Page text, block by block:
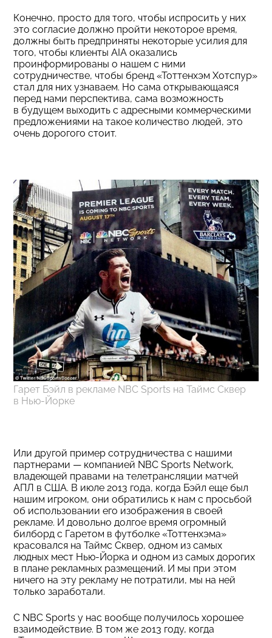
Конечно, просто для того, чтобы испросить у них
это согласие должно пройти некоторое время,
должны быть предприняты некоторые усилия для
того, чтобы клиенты AIA оказались
проинформированы о нашем с ними
сотрудничестве, чтобы бренд «Тоттенхэм Хотспур»
стал для них узнаваем. Но сама открывающаяся
перед нами перспектива, сама возможность
в будущем выходить с адресными коммерческими
предложениями на такое количество людей, это
очень дорогого стоит.
Гарет Бэйл в рекламе NBC Sports на Таймс Сквер
в Нью-Йорке
Или другой пример сотрудничества с нашими
партнерами — компанией NBC Sports Network,
владеющей правами на телетрансляции матчей
АПЛ в США. В июле 2013 года, когда Бэйл еще был
нашим игроком, они обратились к нам с просьбой
об использовании его изображения в своей
рекламе. И довольно долгое время огромный
билборд с Гаретом в футболке «Тоттенхэма»
красовался на Таймс Сквер, одном из самых
людных мест Нью-Йорка и одном из самых дорогих
в плане рекламных размещений. И мы при этом
ничего на эту рекламу не потратили, мы на ней
только заработали.
С NBC Sports у нас вообще получилось хорошее
взаимодействие. В том же 2013 году, когда